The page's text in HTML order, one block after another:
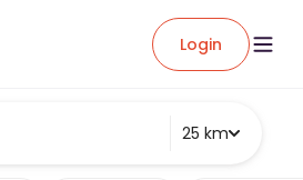
Login
25 km